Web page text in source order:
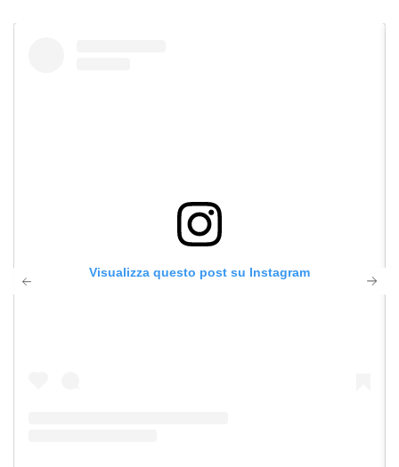
Visualizza questo post su Instagram